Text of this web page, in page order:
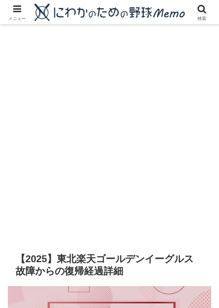
にわかに優しいプロ野球ブログ
【2025】東北楽天ゴールデンイーグルス
故障からの復帰経過詳細
メニュー 検索